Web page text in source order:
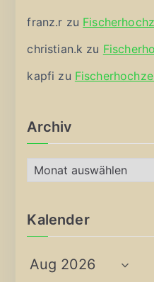
franz.r zu
christian.k zu
kapfi zu
Archiv
r
h
v
Kalender